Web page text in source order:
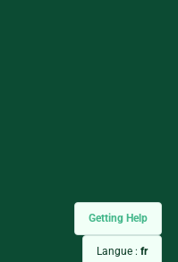
Getting Help
Langue : fr